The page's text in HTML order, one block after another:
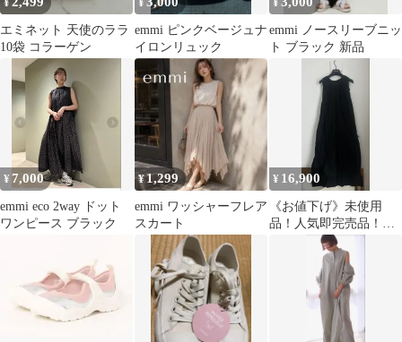
¥
エミネット 天使のララ
10袋 コラーゲン
¥
emmi ピンクベージュナ
イロンリュック
¥
emmi ノースリーブニッ
ト ブラック 新品
¥ 7,000
emmi eco 2way ドット
ワンピース ブラック
¥1,299
emmi ワッシャーフレア
スカート
¥ 16,900
《お値下げ》未使用
品！人気即完売品！
emmi ワンピース ブラ